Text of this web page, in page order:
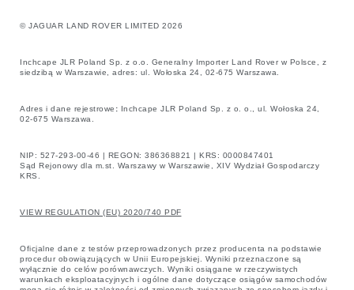
© JAGUAR LAND ROVER LIMITED 2026
Inchcape JLR Poland Sp. z o.o. Generalny Importer Land Rover w Polsce, z
siedzibą w Warszawie, adres: ul. Wołoska 24, 02-675 Warszawa.
Adres i dane rejestrowe : Inchcape JLR Poland Sp. z o. o., ul. Wołoska 24,
02-675 Warszawa.
NIP: 527-293-00-46 | REGON: 386368821 | KRS: 0000847401
Sąd Rejonowy dla m.st. Warszawy w Warszawie, XIV Wydział Gospodarczy
KRS.
VIEW REGULATION (EU) 2020/740 PDF
Oficjalne dane z testów przeprowadzonych przez producenta na podstawie
procedur obowiązujących w Unii Europejskiej. Wyniki przeznaczone są
wyłącznie do celów porównawczych. Wyniki osiągane w rzeczywistych
warunkach eksploatacyjnych i ogólne dane dotyczące osiągów samochodów